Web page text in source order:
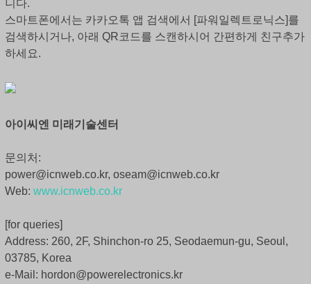
니다.
스마트폰에서는 카카오톡 앱 검색에서 [파워일렉트로닉스]를
검색하시거나, 아래 QR코드를 스캔하시어 간편하게 친구추가
하세요.
아이씨엔 미래기술센터
문의처:
power@icnweb.co.kr, oseam@icnweb.co.kr
Web: www.icnweb.co.kr
[for queries]
Address: 260, 2F, Shinchon-ro 25, Seodaemun-gu, Seoul,
03785, Korea
e-Mail: hordon@powerelectronics.kr